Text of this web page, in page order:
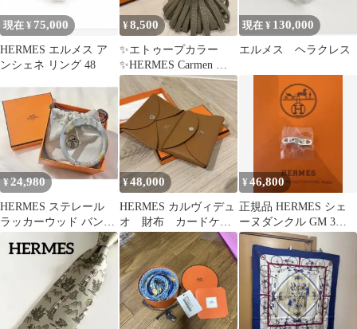
現在 ¥ 75,000
HERMES エルメス ア
ンシェネ リング 48
¥8,500
✨エトゥープカラー
✨HERMES Carmen カ
ルメン レザーキーホル
ダー
現在 ¥ 130,000
エルメス ヘラクレス
¥24,980
HERMES ステレール
ラッカーウッド バング
ル ブレスレット 箱・保
存袋付き
¥48,000
HERMES カルヴィデュ
オ 財布 カードケー
ス コインケース
¥46,800
正規品 HERMES シェ
ーヌダンクル GM 3コ
マ 修理明細あり